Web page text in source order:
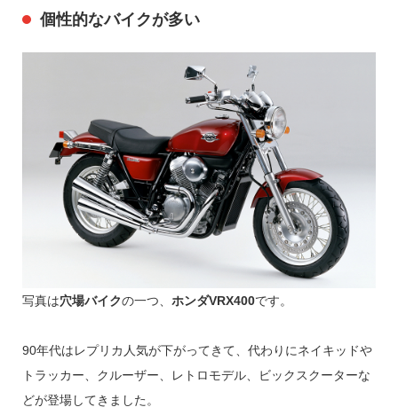
個性的なバイクが多い
写真は穴場バイクの一つ、 ホンダVRX400です。
90年代はレプリカ人気が下がってきて、代わりにネイキッドや
トラッカー、クルーザー、レトロモデル、ビックスクーターな
どが登場してきました。